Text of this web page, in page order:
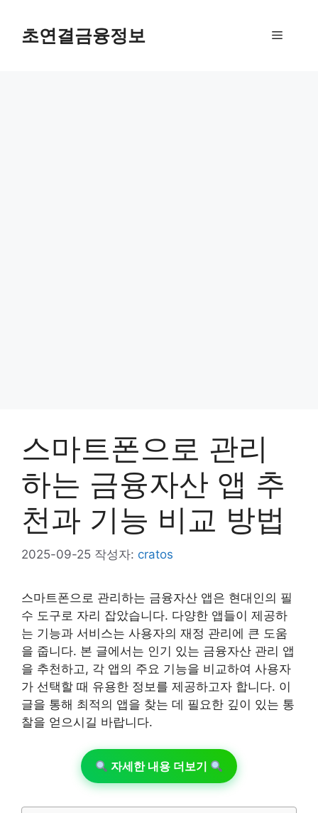
초연결금융정보 메
스마트폰으로 관리
하는 금융자산 앱 추
천과 기능 비교 방법
2025-09-25 작성자: cratos
스마트폰으로 관리하는 금융자산 앱은 현대인의 필
수 도구로 자리 잡았습니다. 다양한 앱들이 제공하
는 기능과 서비스는 사용자의 재정 관리에 큰 도움
을 줍니다. 본 글에서는 인기 있는 금융자산 관리 앱
을 추천하고, 각 앱의 주요 기능을 비교하여 사용자
가 선택할 때 유용한 정보를 제공하고자 합니다. 이
글을 통해 최적의 앱을 찾는 데 필요한 깊이 있는 통
찰을 얻으시길 바랍니다.
자세한 내용 더보기